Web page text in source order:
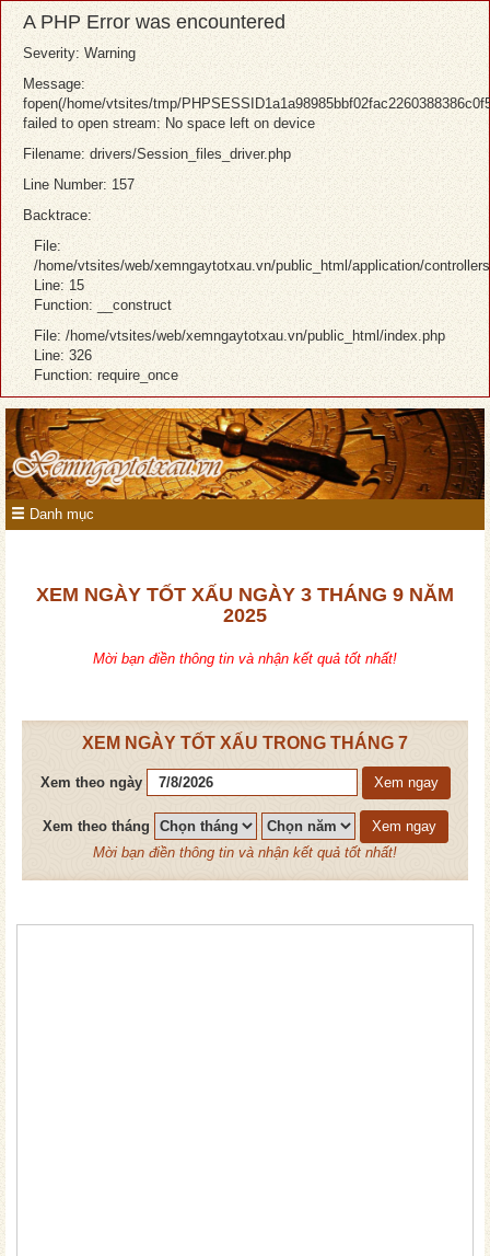
A PHP Error was encountered
Severity: Warning
Message:
fopen(/home/vtsites/tmp/
failed to open stream: No space left on device
Filename: drivers/Session_files_driver.php
Line Number: 157
Backtrace:
File:
/home/vtsites/web/xemngaytotxau.vn/public_html/application/
Line: 15
Function: __construct
File: /home/vtsites/web/xemngaytotxau.vn/public_html/index.php
Line: 326
Function: require_once
Danh mục
XEM NGÀY TỐT XẤU NGÀY 3 THÁNG 9 NĂM
2025
Mời bạn điền thông tin và nhận kết quả tốt nhất!
XEM NGÀY TỐT XẤU TRONG THÁNG 7
Xem theo ngày Xem ngay
Xem theo tháng
Xem ngay
Mời bạn điền thông tin và nhận kết quả tốt nhất!